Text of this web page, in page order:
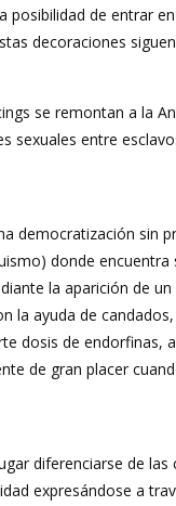
posibilidad de entrar
decoraciones
se remontan a la
sexuales entre
democratización sin
donde
la aparición de
la ayuda de
dosis de endorfinas,
de gran placer
diferenciarse de
expresándose a